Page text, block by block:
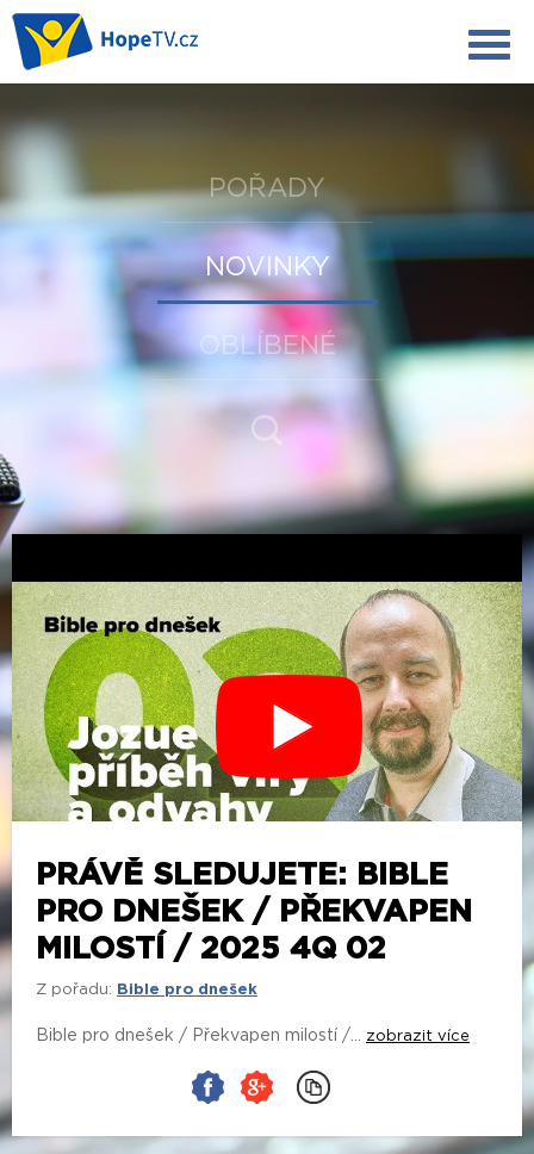
POŘADY
NOVINKY
OBLÍBENÉ
PRÁVĚ SLEDUJETE: BIBLE
PRO DNEŠEK / PŘEKVAPEN
MILOSTÍ / 2025 4Q 02
Z pořadu: Bible pro dnešek
Bible pro dnešek / Překvapen milostí /... zobrazit více